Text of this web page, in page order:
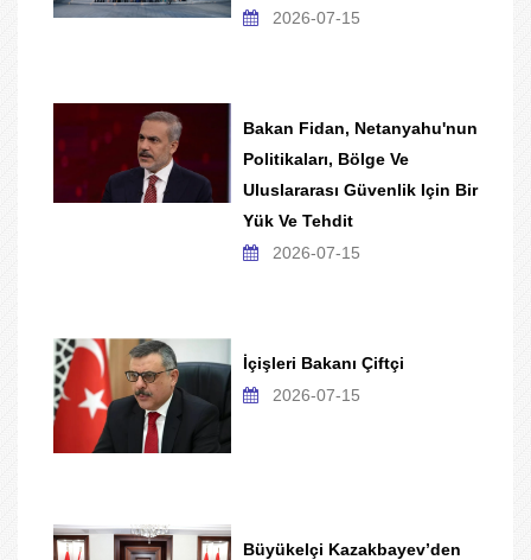
2026-07-15
Bakan Fidan, Netanyahu'nun
Politikaları, Bölge Ve
Uluslararası Güvenlik Için Bir
Yük Ve Tehdit
2026-07-15
İçişleri Bakanı Çiftçi
2026-07-15
Büyükelçi Kazakbayev’den